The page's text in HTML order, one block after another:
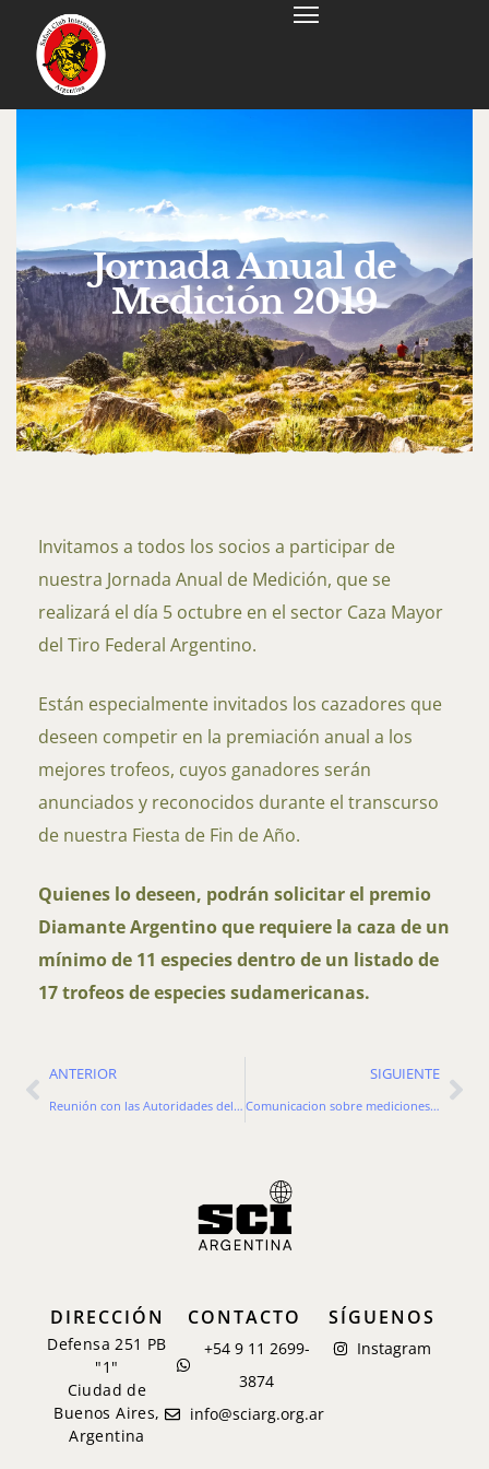
Jornada Anual de
Medición 2019
Invitamos a todos los socios a participar de
nuestra Jornada Anual de Medición, que se
realizará el día 5 octubre en el sector Caza Mayor
del Tiro Federal Argentino.
Están especialmente invitados los cazadores que
deseen competir en la premiación anual a los
mejores trofeos, cuyos ganadores serán
anunciados y reconocidos durante el transcurso
de nuestra Fiesta de Fin de Año.
Quienes lo deseen, podrán solicitar el premio
Diamante Argentino que requiere la caza de un
mínimo de 11 especies dentro de un listado de
17 trofeos de especies sudamericanas.
ANTERIOR
Reunión con las Autoridades del ANMAC – 2024
SIGUIENTE
Comunicacion sobre mediciones y medidores de la record book comision al SCI capitulo Argentino
DIRECCIÓN
Defensa 251 PB
"1"
Ciudad de
Buenos Aires,
Argentina
CONTACTO
+54 9 11 2699-
3874
info@sciarg.org.ar
SÍGUENOS
Instagram